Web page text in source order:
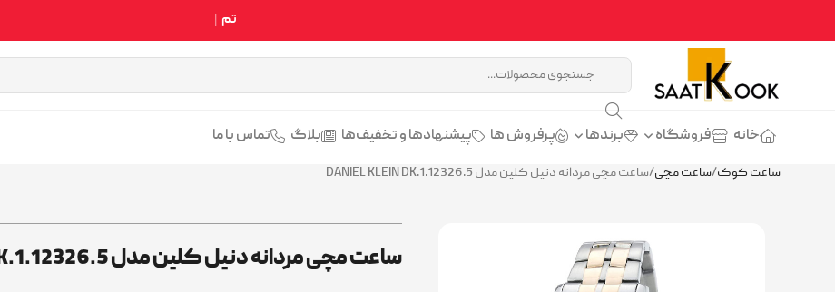
تمامی محصولات سایت اص
خانه فروشگاه برندها پرفروش ها پیشنهادها و تخفیف‌ها بلاگ تماس با ما
ساعت کوک/ساعت مچی/ساعت مچی مردانه دنیل کلین مدل DANIEL KLEIN DK.1.12326.5
ساعت مچی مردانه دنیل کلین مدل DANIEL KLEIN DK.1.12326.5